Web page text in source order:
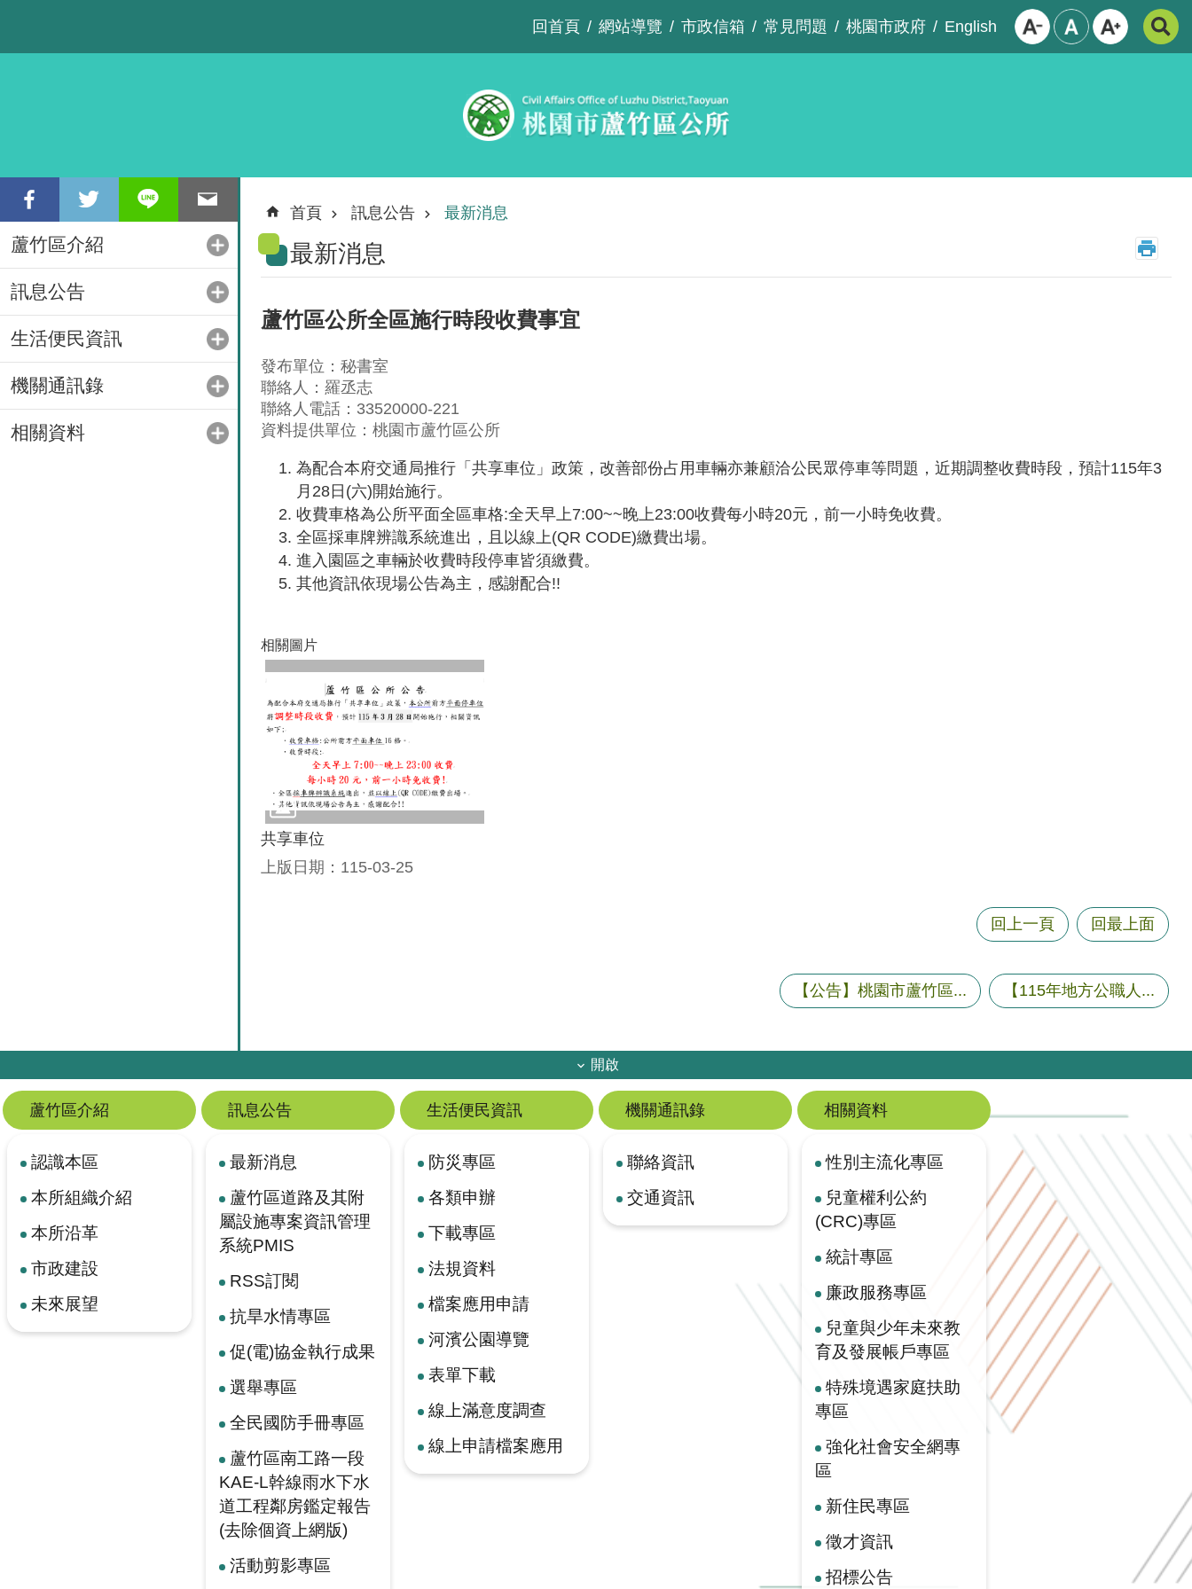
回首頁 網站導覽 市政信箱 常見問題 桃園市政府 English
蘆竹區介紹
訊息公告
生活便民資訊
機關通訊錄
相關資料
首頁 訊息公告 最新消息
最新消息
蘆竹區公所全區施行時段收費事宜
發布單位：秘書室
聯絡人：羅丞志
聯絡人電話：33520000-221
資料提供單位：桃園市蘆竹區公所
為配合本府交通局推行「共享車位」政策，改善部份占用車輛亦兼顧洽公民眾停車等問題，近期調整收費時段，預計115年3
月28日(六)開始施行。
收費車格為公所平面全區車格:全天早上7:00~~晚上23:00收費每小時20元，前一小時免收費。
全區採車牌辨識系統進出，且以線上(QR CODE)繳費出場。
進入園區之車輛於收費時段停車皆須繳費。
其他資訊依現場公告為主，感謝配合!!
相關圖片
共享車位
上版日期：115-03-25
回上一頁 回最上面
【公告】桃園市蘆竹區... 【115年地方公職人...
開啟
蘆竹區介紹
認識本區
本所組織介紹
本所沿革
市政建設
未來展望
訊息公告
最新消息
蘆竹區道路及其附
屬設施專案資訊管理
系統PMIS
RSS訂閱
抗旱水情專區
促(電)協金執行成果
選舉專區
全民國防手冊專區
蘆竹區南工路一段
KAE-L幹線雨水下水
道工程鄰房鑑定報告
(去除個資上網版)
活動剪影專區
生活便民資訊
防災專區
各類申辦
下載專區
法規資料
檔案應用申請
河濱公園導覽
表單下載
線上滿意度調查
線上申請檔案應用
機關通訊錄
聯絡資訊
交通資訊
相關資料
性別主流化專區
兒童權利公約
(CRC)專區
統計專區
廉政服務專區
兒童與少年未來教
育及發展帳戶專區
特殊境遇家庭扶助
專區
強化社會安全網專
區
新住民專區
徵才資訊
招標公告